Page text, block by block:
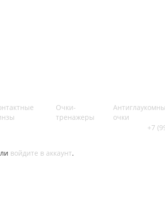
Очки-
тренажеры
очки
+7
войдите в аккаунт.